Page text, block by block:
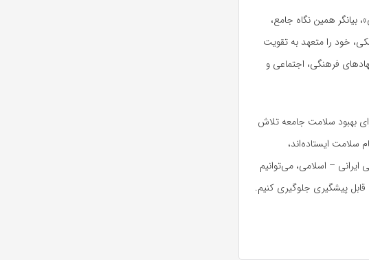
بیانگر همین نگاه جامع،
خود را متعهد به تقویت
فرهنگی، اجتماعی و
بهبود سلامت جامعه تلاش
سلامت ایستاده‌اند،
– اسلامی، می‌توانیم
پیشگیری جلوگیری کنیم.